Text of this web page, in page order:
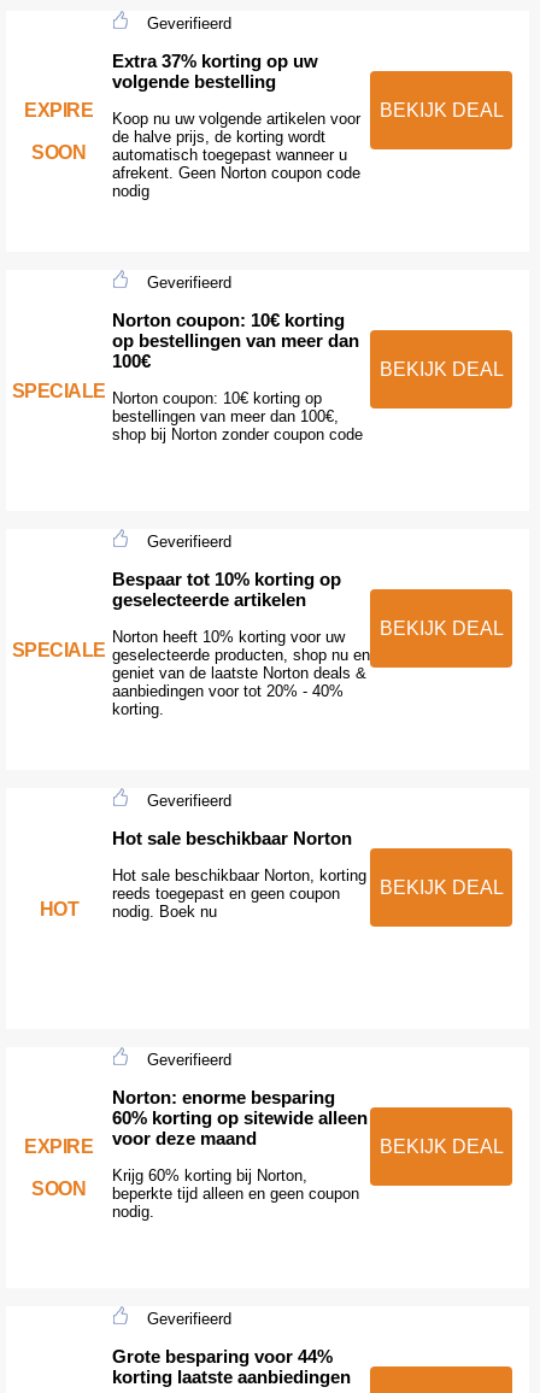
EXPIRE
SOON
Geverifieerd
Extra 37% korting op uw
volgende bestelling
Koop nu uw volgende artikelen voor
de halve prijs, de korting wordt
automatisch toegepast wanneer u
afrekent. Geen Norton coupon code
nodig
BEKIJK DEAL
SPECIALE
Geverifieerd
Norton coupon: 10€ korting
op bestellingen van meer dan
100€
Norton coupon: 10€ korting op
bestellingen van meer dan 100€,
shop bij Norton zonder coupon code
BEKIJK DEAL
SPECIALE
Geverifieerd
Bespaar tot 10% korting op
geselecteerde artikelen
Norton heeft 10% korting voor uw
geselecteerde producten, shop nu en
geniet van de laatste Norton deals &
aanbiedingen voor tot 20% - 40%
korting.
BEKIJK DEAL
HOT
Geverifieerd
Hot sale beschikbaar Norton
Hot sale beschikbaar Norton, korting
reeds toegepast en geen coupon
nodig. Boek nu
BEKIJK DEAL
EXPIRE
SOON
Geverifieerd
Norton: enorme besparing
60% korting op sitewide alleen
voor deze maand
Krijg 60% korting bij Norton,
beperkte tijd alleen en geen coupon
nodig.
BEKIJK DEAL
Geverifieerd
Grote besparing voor 44%
korting laatste aanbiedingen